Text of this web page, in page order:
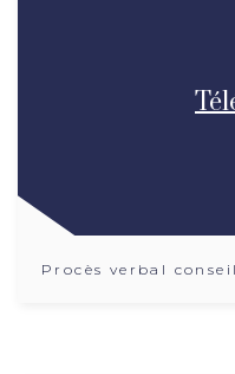
Procès verbal